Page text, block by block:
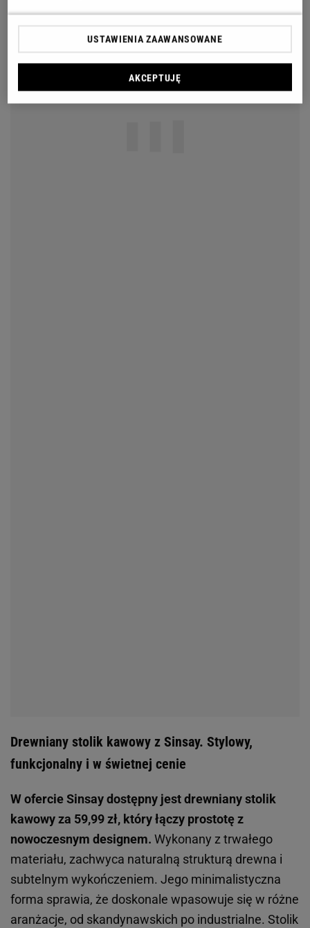
Drewniany stolik kawowy z Sinsay. Stylowy,
funkcjonalny i w świetnej cenie
W ofercie Sinsay dostępny jest drewniany stolik
kawowy za 59,99 zł, który łączy prostotę z
nowoczesnym designem. Wykonany z trwałego
materiału, zachwyca naturalną strukturą drewna i
subtelnym wykończeniem. Jego minimalistyczna
forma sprawia, że doskonale wpasowuje się w różne
aranżacje, od skandynawskich po industrialne. Stolik
USTAWIENIA ZAAWANSOWANE
AKCEPTUJĘ